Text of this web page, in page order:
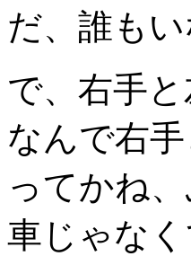
だ、誰も
で、右手
なんで右
ってかね
車じゃな